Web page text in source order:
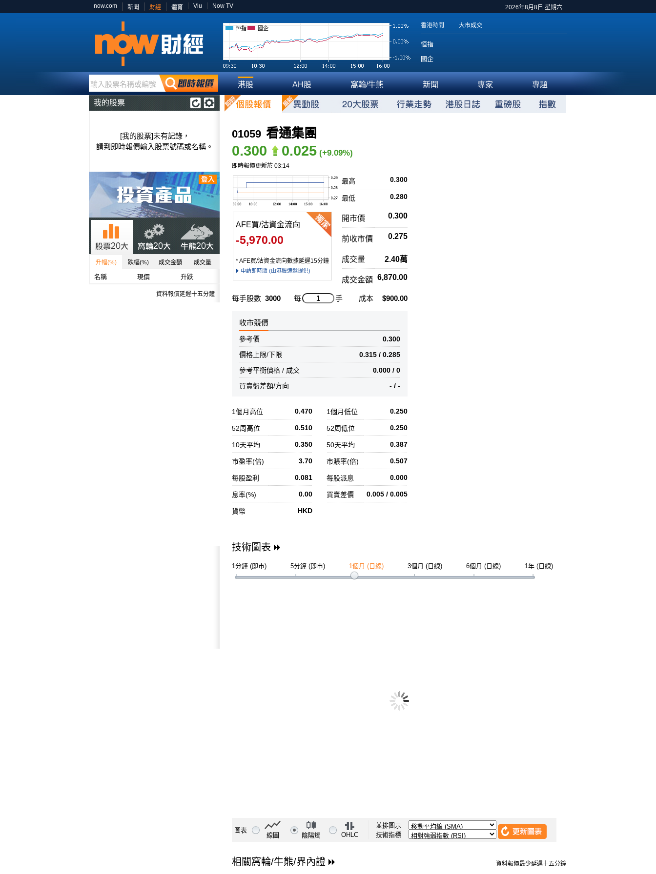
2026年8月8日 星期六
now.com 新聞 財經 體育 Viu Now TV
恒指 國企 香港時間 大市成交
恒指
國企
輸入股票名稱或編號 港股 AH股 窩輪/牛熊 新聞 專家 專題
我的股票
[我的股票]未有記錄，
請到即時報價輸入股票號碼或名稱。
升幅(%) 跌幅(%) 成交金額 成交量
名稱 現價 升跌
資料報價延遲十五分鐘
01059 看通集團
0.300 0.025 (+9.09%)
即時報價更新於 03:14
0.300
最高
0.280
最低
AFE買/沽資金流向
-5,970.00
* AFE買/沽資金流向數據延遲15分鐘
申請即時版 (由港股速遞提供)
開市價 0.300
前收市價 0.275
成交量 2.40萬
成交金額 6,870.00
每手股數 3000 每 手 成本 $900.00
收市競價
0.300
參考價
0.315 / 0.285
價格上限/下限
0.000 / 0
參考平衡價格 / 成交
- / -
買賣盤差額/方向
1個月高位 0.470 1個月低位 0.250
52周高位 0.510 52周低位 0.250
10天平均 0.350 50天平均 0.387
市盈率(倍) 3.70 市賬率(倍) 0.507
每股盈利 0.081 每股派息 0.000
息率(%) 0.00 買賣差價 0.005 / 0.005
貨幣 HKD
技術圖表
1分鐘 (即市) 5分鐘 (即市) 1個月 (日線) 3個月 (日線) 6個月 (日線) 1年 (日線)
圖表
線圖 陰陽燭 OHLC
並排圖示
技術指標
資料報價最少延遲十五分鐘
相關窩輪/牛熊/界內證